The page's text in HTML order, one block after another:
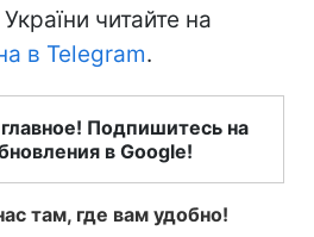
читайте на
в Telegram.
Подпишитесь на
в Google!
там, где вам удобно!